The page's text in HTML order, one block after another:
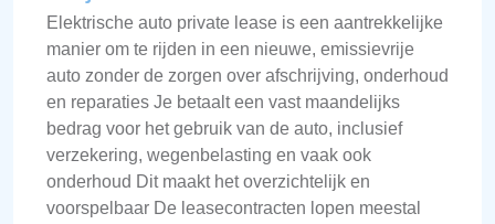
Elektrische auto private lease is een aantrekkelijke
manier om te rijden in een nieuwe, emissievrije
auto zonder de zorgen over afschrijving, onderhoud
en reparaties Je betaalt een vast maandelijks
bedrag voor het gebruik van de auto, inclusief
verzekering, wegenbelasting en vaak ook
onderhoud Dit maakt het overzichtelijk en
voorspelbaar De leasecontracten lopen meestal